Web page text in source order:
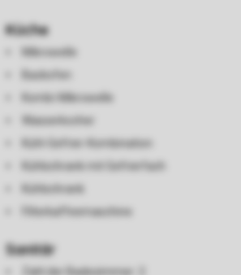
Küche
Mikrowelle
Backofen
Kombi-Mikrowelle
Wasserkocher
Kühl-Gefrier-Kombination
Kühlschrank mit Gefrierfach
Kühlschrank
Filterkaffeemaschine
Sanitär
Zahl der Badezimmer: 2